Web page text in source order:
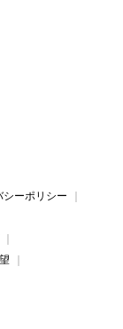
シーポリシー